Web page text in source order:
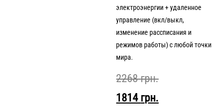
электроэнергии + удаленное
управление (вкл/выкл,
изменение рассписания и
режимов работы) с любой точки
мира.
2268грн.
1814 грн.